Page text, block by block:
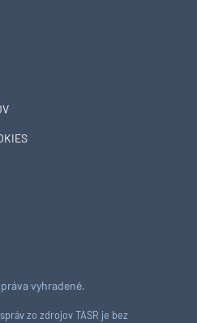
vyhradené.
zo zdrojov TASR je bez